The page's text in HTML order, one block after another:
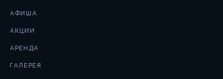
АФИША
АКЦИИ
АРЕНДА
ГАЛЕРЕЯ